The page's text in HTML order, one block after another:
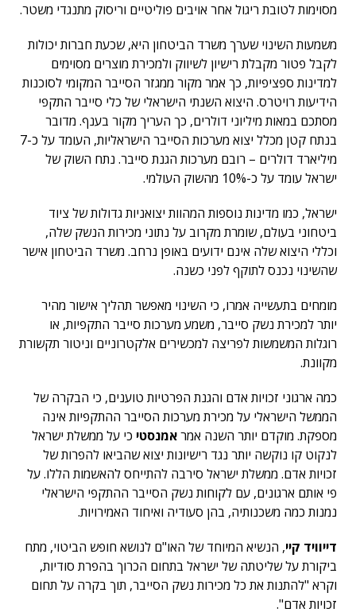
מסוימות לטובת ריגול אחר אויבים פוליטיים וריסוק מתנגדי משטר.
משמעות השינוי שערך משרד הביטחון היא, שכעת חברות יכולות
לקבל פטור מקבלת רישיון לשיווק ולמכירת מוצרים מסוימים
למדינות ספציפיות, כך אמר מקור ממגזר הסייבר המקומי לסוכנות
הידיעות רויטרס. היצוא השנתי הישראלי של כלי סייבר התקפי
מסתכם במאות מיליוני דולרים, כך העריך מקור בענף. מדובר
בנתח קטן מכלל יצוא מערכות הסייבר הישראליות, העומד על כ-7
מיליארד דולרים – רובם מערכות הגנת סייבר. נתח השוק של
ישראל עומד על כ-10% מהשוק העולמי.
ישראל, כמו מדינות נוספות המהוות יצואניות גדולות של ציוד
ביטחוני בעולם, שומרת מקרוב על נתוני מכירות הנשק שלה,
וכללי היצוא שלה אינם ידועים באופן נרחב. משרד הביטחון אישר
שהשינוי נכנס לתוקף לפני כשנה.
מומחים בתעשייה אמרו, כי השינוי מאפשר תהליך אישור מהיר
יותר למכירת נשק סייבר, משמע מערכות סייבר התקפיות, או
רוגלות המשמשות לפריצה למכשירים אלקטרוניים וניטור תקשורת
מקוונת.
כמה ארגוני זכויות אדם והגנת הפרטיות טוענים, כי הבקרה של
הממשל הישראלי על מכירת מערכות הסייבר ההתקפיות אינה
מספקת. מוקדם יותר השנה אמראמנסטי כי על ממשלת ישראל
לנקוט קו נוקשה יותר נגד רישיונות יצוא שהביאו להפרות של
זכויות אדם. ממשלת ישראל סירבה להתייחס להאשמות הללו. על
פי אותם ארגונים, עם לקוחות נשק הסייבר ההתקפי הישראלי
נמנות כמה משכנותיה, בהן סעודיה ואיחוד האמירויות.
דייוויד קיי, הנשיא המיוחד של האו"ם לנושא חופש הביטוי, מתח
ביקורת על שליטתה של ישראל בתחום הכרוך בהפרת סודיות,
וקרא "להתנות את כל מכירות נשק הסייבר, תוך בקרה על תחום
זכויות אדם".